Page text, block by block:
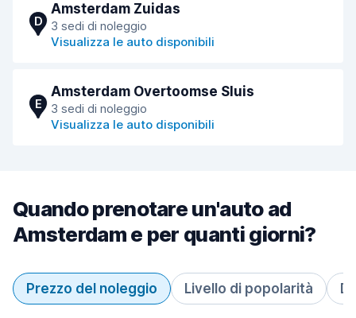
D
Amsterdam Zuidas
3 sedi di noleggio
Visualizza le auto disponibili
E
Amsterdam Overtoomse Sluis
3 sedi di noleggio
Visualizza le auto disponibili
Quando prenotare un'auto ad
Amsterdam e per quanti giorni?
Prezzo del noleggio Livello di popolarità